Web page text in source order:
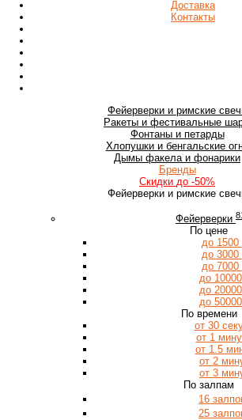
Доставка
Контакты
Фейерверки и римские
Ракеты и фестивальные
Фонтаны и петарды
Хлопушки и бенгальские
Дымы факела и фонарики
Бренды
Скидки до -50%
Фейерверки и римские
Фейерверки
По цене
до 1500
до 3000
до 7000
до
до
до
По времени
от 30
от 1
от 1.5
от 2
от 3
По залпам
16
25